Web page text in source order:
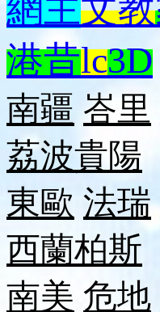
網主文教
港昔lc3D
南疆 峇里
荔波貴陽
東歐 法瑞
西蘭柏斯
南美 危地